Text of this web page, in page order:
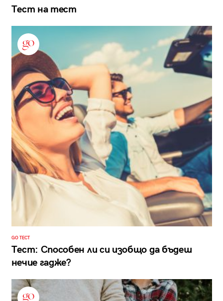
Тест на тест
GO ТЕСТ
Тест: Способен ли си изобщо да бъдеш
нечие гадже?